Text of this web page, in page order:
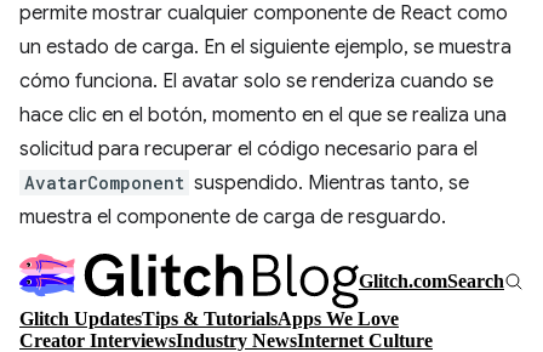
permite mostrar cualquier componente de React como
un estado de carga. En el siguiente ejemplo, se muestra
cómo funciona. El avatar solo se renderiza cuando se
hace clic en el botón, momento en el que se realiza una
solicitud para recuperar el código necesario para el
AvatarComponent suspendido. Mientras tanto, se
muestra el componente de carga de resguardo.